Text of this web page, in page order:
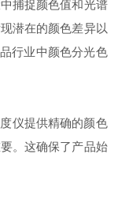
捕捉颜色值和光谱
潜在的颜色差异以
行业中颜色分光色
仪提供精确的颜色
。这确保了产品始